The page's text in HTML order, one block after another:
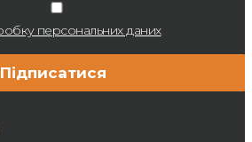
персональних даних